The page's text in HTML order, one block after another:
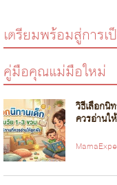
เตรียมพร้อมสู่การเ
คู่มือคุณแม่มือใหม่
วิธีเลือกนิ
ควรอ่านใ